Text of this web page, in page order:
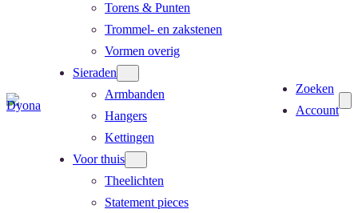
Torens & Punten
Trommel- en zakstenen
Vormen overig
Sieraden
Armbanden
Hangers
Kettingen
Voor thuis
Theelichten
Statement pieces
Zoeken
Account